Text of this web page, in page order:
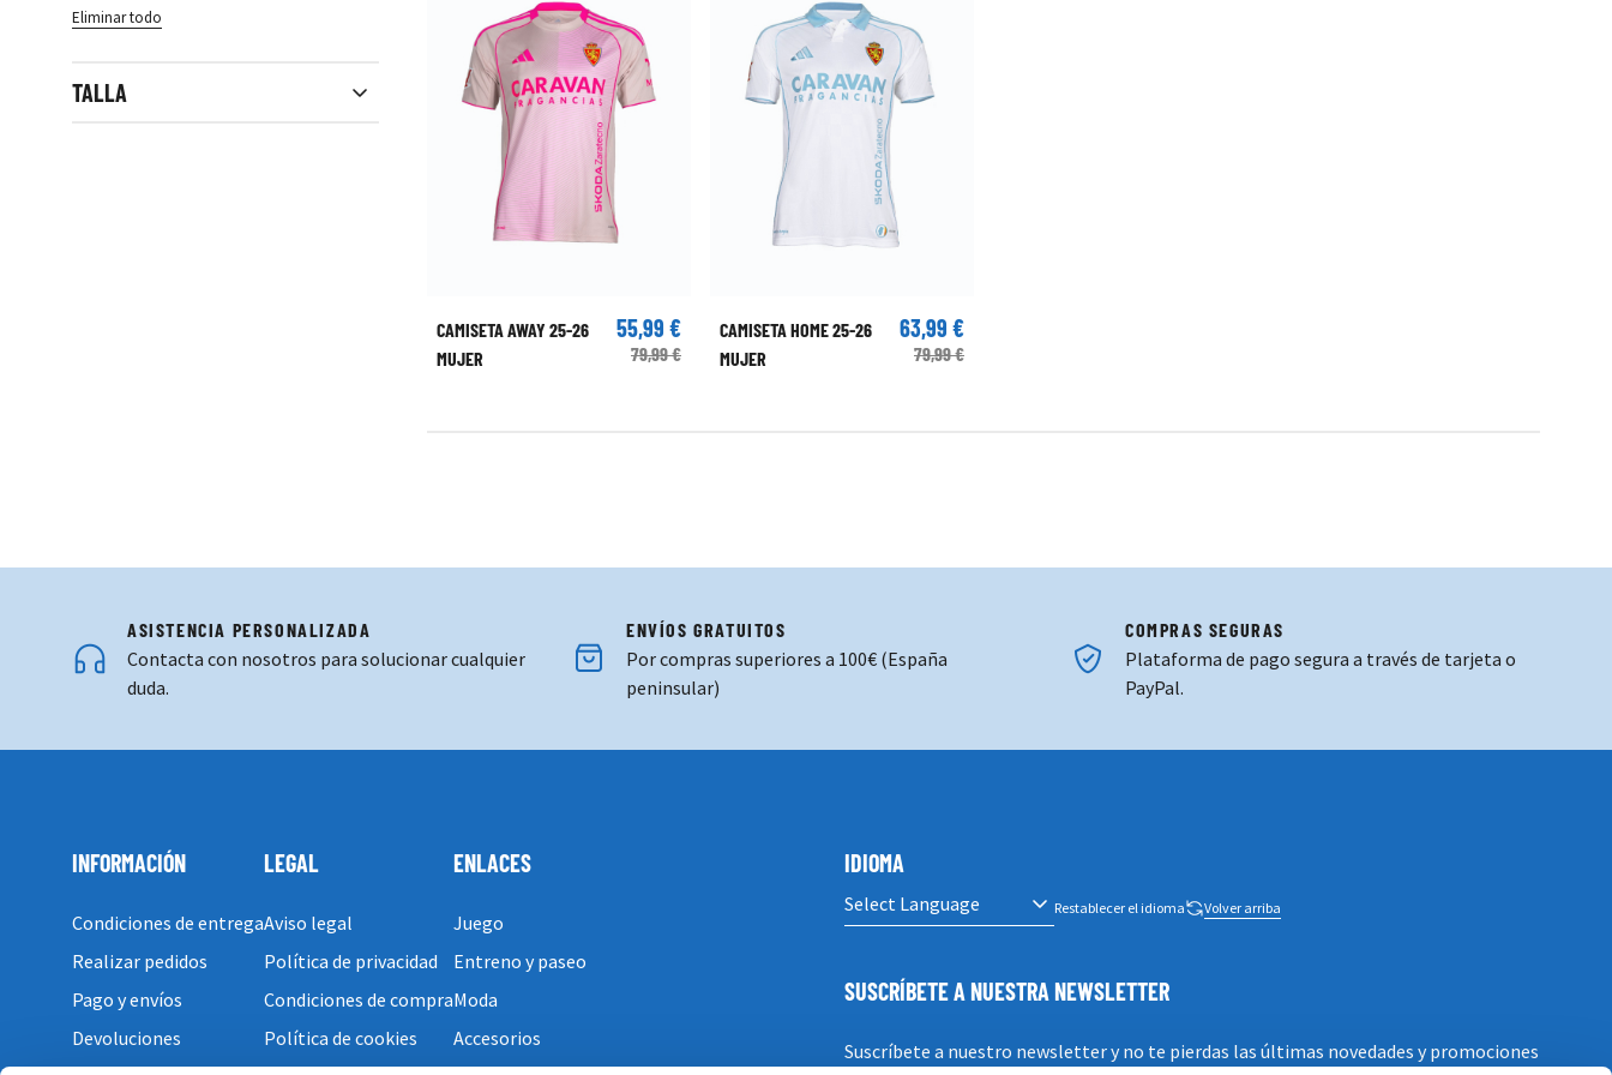
Eliminar todo
Close filters
TALLA
CAMISETA AWAY 25-26
MUJER
55,99 €
79,99 €
CAMISETA HOME 25-26
MUJER
63,99 €
79,99 €
ASISTENCIA PERSONALIZADA
Contacta con nosotros para solucionar cualquier
duda.
ENVÍOS GRATUITOS
Por compras superiores a 100€ (España
peninsular)
COMPRAS SEGURAS
Plataforma de pago segura a través de tarjeta o
PayPal.
INFORMACIÓN
Condiciones de entrega
Realizar pedidos
Pago y envíos
Devoluciones
LEGAL
Aviso legal
Política de privacidad
Condiciones de compra
Política de cookies
ENLACES
Juego
Entreno y paseo
Moda
Accesorios
IDIOMA
Restablecer el idioma Volver arriba
SUSCRÍBETE A NUESTRA NEWSLETTER
Suscríbete a nuestro newsletter y no te pierdas las últimas novedades y promociones